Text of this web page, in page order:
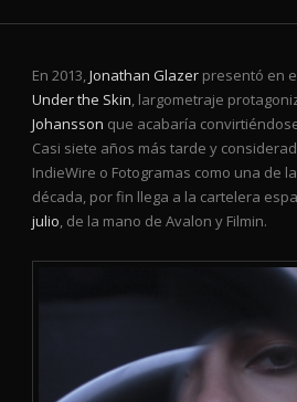
En 2013,Jonathan Glazer presentó en
Under the Skin, largometraje
Johansson que acabaría
Casi siete años más tarde y
IndieWire o Fotogramas como una de
década, por fin llega a la cartelera
julio, de la mano de Avalon y Filmin.